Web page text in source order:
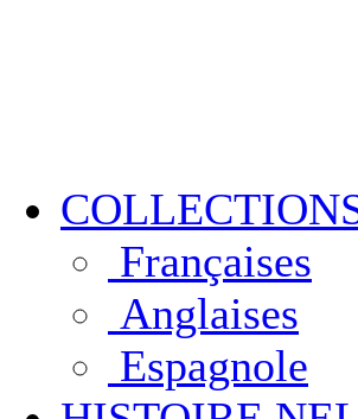
Françaises
Anglaises
Espagnole